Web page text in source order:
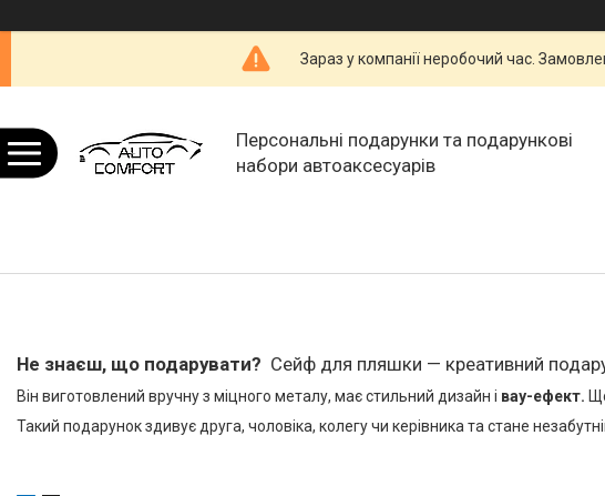
Зараз у компанії неробочий час.
Персональні подарунки та подарункові
набори автоаксесуарів
Не знаєш, що подарувати? Сейф для пляшки — креативний
Він виготовлений вручну з міцного металу, має стильний дизайн і вау-ефект.
Такий подарунок здивує друга, чоловіка, колегу чи керівника та стане